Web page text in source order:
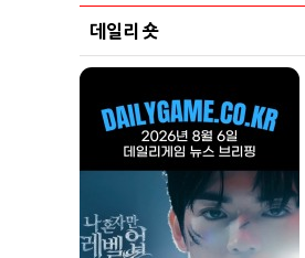
데일리 숏